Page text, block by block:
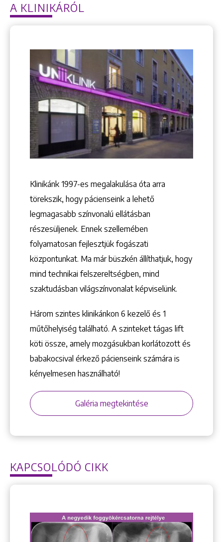
+36 1 222 7250
+36 1 222 9150
1148 Budapest, Örs vezér tere 2.
Keresés
A KLINIKÁRÓL
Klinikánk 1997-­es megalakulása óta arra
törekszik, hogy pácienseink a lehető
legmagasabb színvonalú ellátásban
részesüljenek. Ennek szellemében
folyamatosan fejlesztjük fogászati
központunkat. Ma már büszkén állíthatjuk, hogy
mind technikai felszereltségben, mind
szaktudásban világszínvonalat képviselünk.
Három szintes klinikánkon 6 kezelő ­és 1
műtőhelyiség található. A szinteket tágas lift
köti össze, amely mozgásukban korlátozott és
babakocsival érkező pácienseink számára is
kényelmesen használható!
Galéria megtekintése
KAPCSOLÓDÓ CIKK